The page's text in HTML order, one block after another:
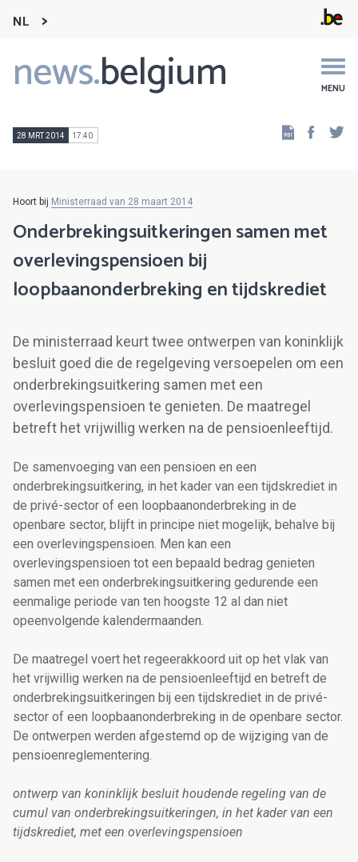
NL
news.belgium MENU
Main
navigation
28 MRT 2014 17:40
Hoort bij Ministerraad van 28 maart 2014
Onderbrekingsuitkeringen samen met
overlevingspensioen bij
loopbaanonderbreking en tijdskrediet
De ministerraad keurt twee ontwerpen van koninklijk
besluit goed die de regelgeving versoepelen om een
onderbrekingsuitkering samen met een
overlevingspensioen te genieten. De maatregel
betreft het vrijwillig werken na de pensioenleeftijd.
De samenvoeging van een pensioen en een
onderbrekingsuitkering, in het kader van een tijdskrediet in
de privé-sector of een loopbaanonderbreking in de
openbare sector, blijft in principe niet mogelijk, behalve bij
een overlevingspensioen. Men kan een
overlevingspensioen tot een bepaald bedrag genieten
samen met een onderbrekingsuitkering gedurende een
eenmalige periode van ten hoogste 12 al dan niet
opeenvolgende kalendermaanden.
De maatregel voert het regeerakkoord uit op het vlak van
het vrijwillig werken na de pensioenleeftijd en betreft de
onderbrekingsuitkeringen bij een tijdskrediet in de privé-
sector of een loopbaanonderbreking in de openbare sector.
De ontwerpen werden afgestemd op de wijziging van de
pensioenreglementering.
ontwerp van koninklijk besluit houdende regeling van de
cumul van onderbrekingsuitkeringen, in het kader van een
tijdskrediet, met een overlevingspensioen